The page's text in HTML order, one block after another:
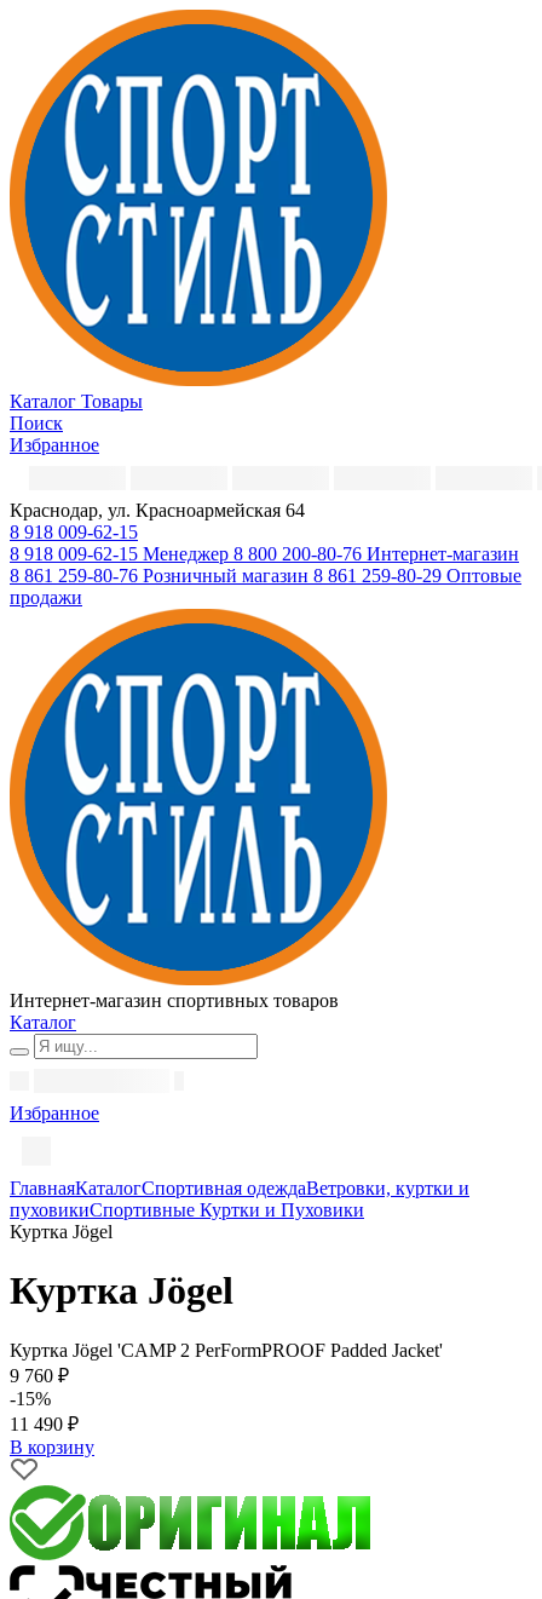
Каталог Товары
Поиск
Избранное
Краснодар, ул. Красноармейская 64
8 918 009-62-15
8 918 009-62-15 Менеджер 8 800 200-80-76 Интернет-магазин
8 861 259-80-76 Розничный магазин 8 861 259-80-29 Оптовые
продажи
Интернет-магазин спортивных товаров
Каталог
Избранное
ГлавнаяКаталогСпортивная одеждаВетровки, куртки и
пуховикиСпортивные Куртки и Пуховики
Куртка Jögel
Куртка Jögel
Куртка Jögel 'CAMP 2 PerFormPROOF Padded Jacket'
9 760 ₽
-15%
11 490 ₽
В корзину